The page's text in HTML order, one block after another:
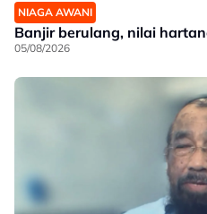
NIAGA AWANI
Banjir berulang, nilai
05/08/2026